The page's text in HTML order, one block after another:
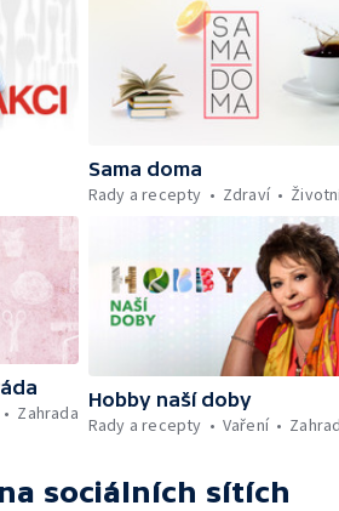
— Kniha veselých říkanek Hrátky se
— Práce záchranářů v létě — Jak se
v kondici v létě bez posilovny —
hrou — Upoutávka na další vysílání —
+ Zprávy — Mezinárodní folklórní
vejce, mléčné výrobky a luštěniny —
veselých říkanek Hrátky se zvířátky —
festival Pohoda 2026 —
ankety + ČT tipy —
divácké soutěže — Práce
v létě
Sama doma
Rady a recepty
Zdraví
Zahrada
Hobby naší doby
Rady a recepty
Vaření
na sociálních sítích